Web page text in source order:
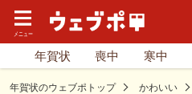
年賀状 喪中 寒中
年賀状のウェブポトップ かわいい